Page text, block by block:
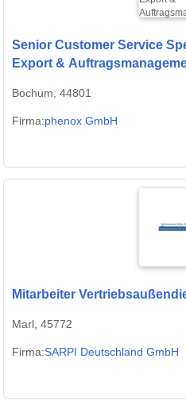
Senior Customer Service
Export &
Bochum, 44801
Firma:phenox GmbH
Mitarbeiter
Marl, 45772
Firma:SARPI Deutschland GmbH